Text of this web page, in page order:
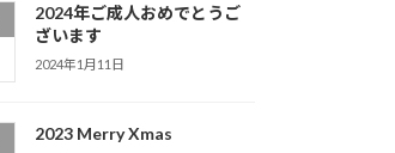
2024年ご成人おめでとうご
ざいます
2024年1月11日
2023 Merry Xmas